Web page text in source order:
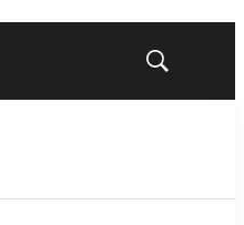
Mostrar